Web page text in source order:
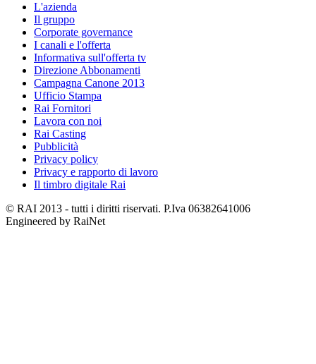
L'azienda
Il gruppo
Corporate governance
I canali e l'offerta
Informativa sull'offerta tv
Direzione Abbonamenti
Campagna Canone 2013
Ufficio Stampa
Rai Fornitori
Lavora con noi
Rai Casting
Pubblicità
Privacy policy
Privacy e rapporto di lavoro
Il timbro digitale Rai
© RAI 2013 - tutti i diritti riservati. P.Iva 06382641006
Engineered by RaiNet